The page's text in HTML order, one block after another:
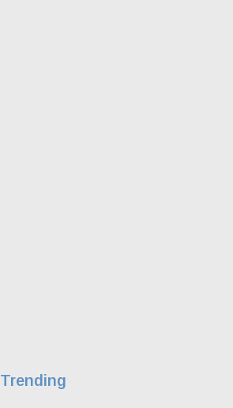
Trending